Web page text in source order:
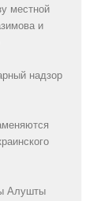
местной
и
надзор
Алушты